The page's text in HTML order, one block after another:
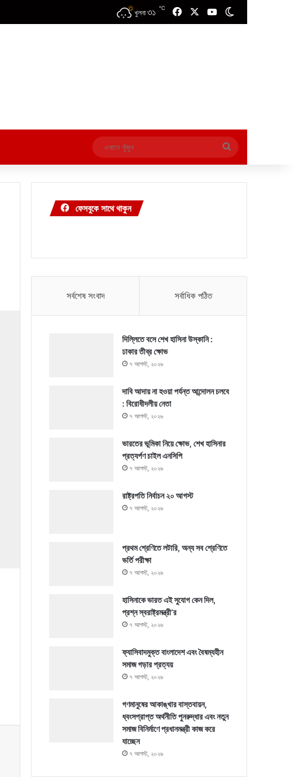
খুলনা ৩১ ℃ FacebookYouTube
এখানে
খুঁজুন
ফেসবুকে সাথে থাকুন
সর্বশেষ সংবাদ সর্বাধিক পঠিত
দিল্লিতে বসে শেখ হাসিনা উস্কানি :
ঢাকার তীব্র ক্ষোভ
৭ আগস্ট, ২০২৬
দাবি আদায় না হওয়া পর্যন্ত আন্দোলন চলবে
: বিরোধীদলীয় নেতা
৭ আগস্ট, ২০২৬
ভারতের ভূমিকা নিয়ে ক্ষোভ, শেখ হাসিনার
প্রত্যর্পণ চাইল এনসিপি
৭ আগস্ট, ২০২৬
রাষ্ট্রপতি নির্বাচন ২০ আগস্ট
৭ আগস্ট, ২০২৬
প্রথম শ্রেণিতে লটারি, অন্য সব শ্রেণিতে
ভর্তি পরীক্ষা
৭ আগস্ট, ২০২৬
হাসিনাকে ভারত এই সুযোগ কেন দিল,
প্রশ্ন স্বরাষ্ট্রমন্ত্রী’র
৭ আগস্ট, ২০২৬
ফ্যাসিবাদমুক্ত বাংলাদেশ এবং বৈষম্যহীন
সমাজ গড়ার প্রত্যয়
৭ আগস্ট, ২০২৬
গণমানুষের আকাঙ্খার বাস্তবায়ন,
ধ্বংসপ্রাপ্ত অর্থনীতি পুনরুদ্ধার এবং নতুন
সমাজ বিনির্মাণে প্রধানমন্ত্রী কাজ করে
যাচ্ছেন
৭ আগস্ট, ২০২৬